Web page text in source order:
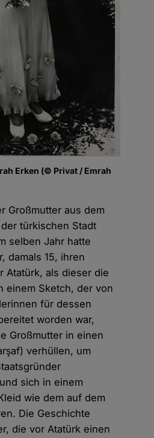
Erken (© Privat / Emrah
Großmutter aus dem
türkischen Stadt
selben Jahr hatte
damals 15, ihren
Atatürk, als dieser die
einem Sketch, der von
für dessen
worden war,
Großmutter in einen
verhüllen, um
sich in einem
wie dem auf dem
Die Geschichte
die vor Atatürk einen